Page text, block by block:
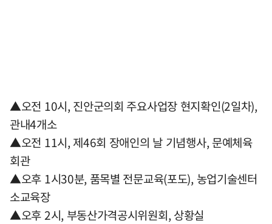
▲오전 10시, 진안군의회 주요사업장 현지확인(2일차),
관내4개소
▲오전 11시, 제46회 장애인의 날 기념행사, 문예체육
회관
▲오후 1시30분, 품목별 전문교육(포도), 농업기술센터
소교육장
▲오후 2시, 부동산가격공시위원회, 상황실